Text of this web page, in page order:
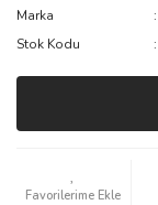
Marka
Stok Kodu